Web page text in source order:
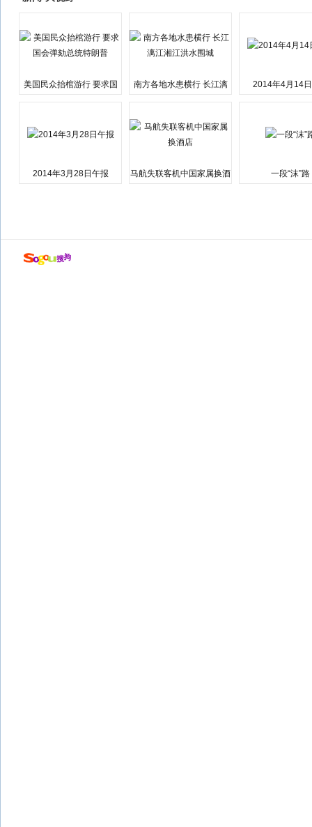
美国民众抬棺游行 要求国
南方各地水患横行 长江漓
2014年4月14
2014年3月28日午报
马航失联客机中国家属换酒
一段“沫”路